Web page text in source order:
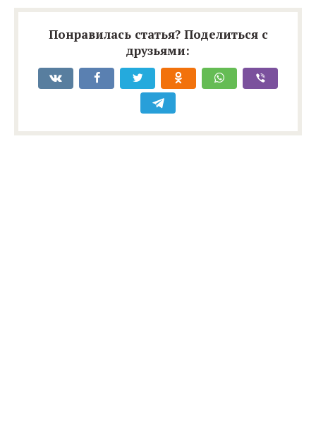
Понравилась статья? Поделиться с
друзьями: